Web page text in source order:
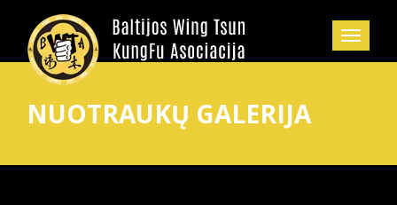
NUOTRAUKŲ GALERIJA